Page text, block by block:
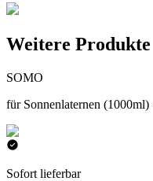
Weitere Produkte
SOMO
für Sonnenlaternen
Sofort lieferbar